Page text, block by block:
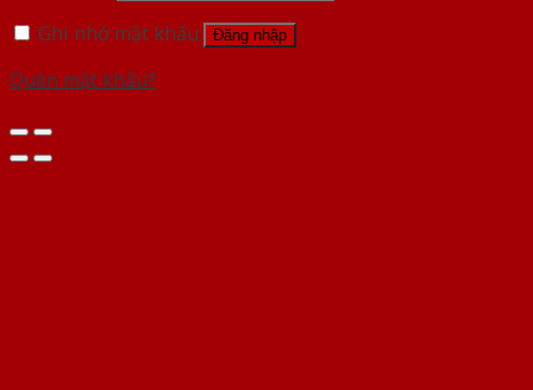
Ghi nhớ mật khẩu
Đăng nhập
Quên mật khẩu?